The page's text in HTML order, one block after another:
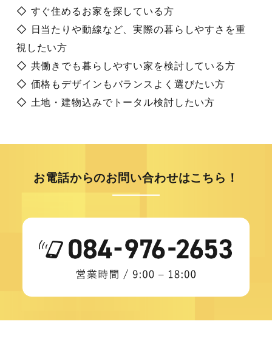
◇ すぐ住めるお家を探している方
◇ 日当たりや動線など、実際の暮らしやすさを重
視したい方
◇ 共働きでも暮らしやすい家を検討している方
◇ 価格もデザインもバランスよく選びたい方
◇ 土地・建物込みでトータル検討したい方
お電話からのお問い合わせはこちら！